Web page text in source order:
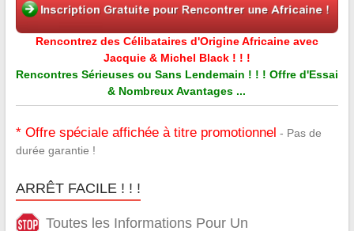
Rencontrez des Célibataires d'Origine Africaine avec
Jacquie & Michel Black ! ! !
Rencontres Sérieuses ou Sans Lendemain ! ! ! Offre d'Essai
& Nombreux Avantages ...
* Offre spéciale affichée à titre promotionnel - Pas de
durée garantie !
ARRÊT FACILE ! ! !
Toutes les Informations Pour Un